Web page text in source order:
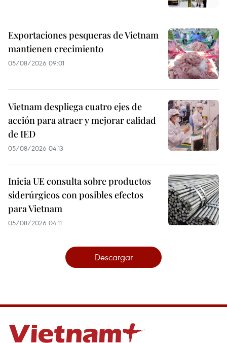
Exportaciones pesqueras de Vietnam
mantienen crecimiento
05/08/2026 09:01
Vietnam despliega cuatro ejes de
acción para atraer y mejorar calidad
de IED
05/08/2026 04:13
Inicia UE consulta sobre productos
siderúrgicos con posibles efectos
para Vietnam
05/08/2026 04:11
Descargar